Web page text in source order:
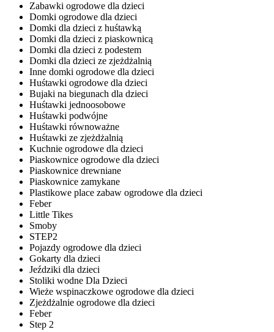
Zabawki ogrodowe dla dzieci
Domki ogrodowe dla dzieci
Domki dla dzieci z huśtawką
Domki dla dzieci z piaskownicą
Domki dla dzieci z podestem
Domki dla dzieci ze zjeżdżalnią
Inne domki ogrodowe dla dzieci
Huśtawki ogrodowe dla dzieci
Bujaki na biegunach dla dzieci
Huśtawki jednoosobowe
Huśtawki podwójne
Huśtawki równoważne
Huśtawki ze zjeżdżalnią
Kuchnie ogrodowe dla dzieci
Piaskownice ogrodowe dla dzieci
Piaskownice drewniane
Piaskownice zamykane
Plastikowe place zabaw ogrodowe dla dzieci
Feber
Little Tikes
Smoby
STEP2
Pojazdy ogrodowe dla dzieci
Gokarty dla dzieci
Jeździki dla dzieci
Stoliki wodne Dla Dzieci
Wieże wspinaczkowe ogrodowe dla dzieci
Zjeżdżalnie ogrodowe dla dzieci
Feber
Step 2